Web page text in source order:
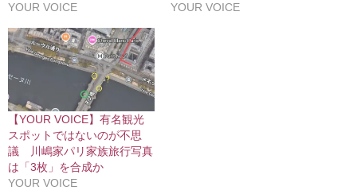
YOUR VOICE
YOUR VOICE
【YOUR VOICE】有名観光
スポットではないのが不思
議 川嶋家パリ家族旅行写真
は「3枚」を合成か
YOUR VOICE